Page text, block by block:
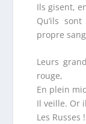
Ils gisent,
Qu’ils
propre sang
Leurs
rouge,
En plein
Il veille. Or
Les